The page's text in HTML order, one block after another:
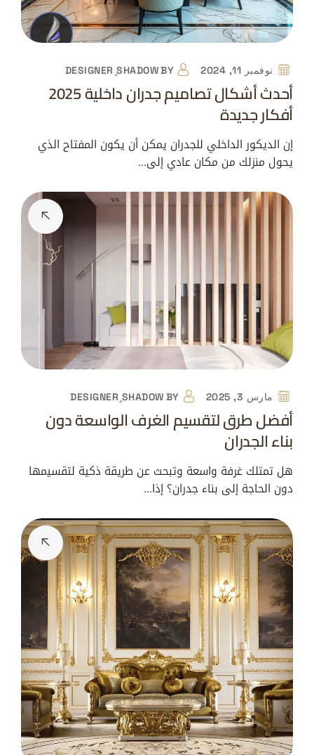
نوفمبر 11, 2024 BYDESIGNER ٍSHADOW
أحدث أشكال تصاميم جدران داخلية 2025
أفكار جديدة
إن الديكور الداخلي للجدران يمكن أن يكون المفتاح الذي
يحول منزلك من مكان عادي إلى…
مارس 3, 2025 BY DESIGNER ٍSHADOW
أفضل طرق لتقسيم الغرف الواسعة دون
بناء الجدران
هل تمتلك غرفة واسعة وتبحث عن طريقة ذكية لتقسيمها
دون الحاجة إلى بناء جدران؟ إذا…